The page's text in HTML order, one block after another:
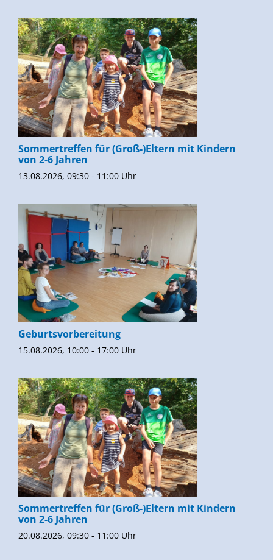
Sommertreffen für (Groß-)Eltern mit Kindern
von 2-6 Jahren
13.08.2026, 09:30 - 11:00 Uhr
Geburtsvorbereitung
15.08.2026, 10:00 - 17:00 Uhr
Sommertreffen für (Groß-)Eltern mit Kindern
von 2-6 Jahren
20.08.2026, 09:30 - 11:00 Uhr